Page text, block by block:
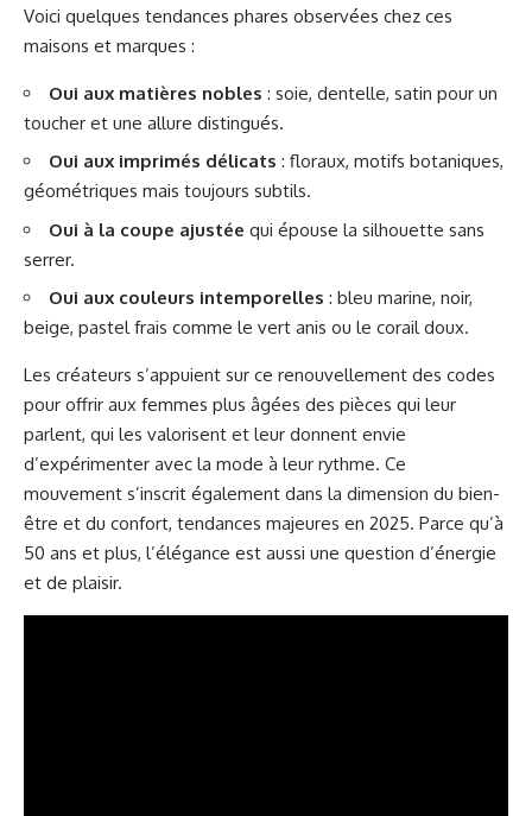
Voici quelques tendances phares observées chez ces
maisons et marques :
Oui aux matières nobles : soie, dentelle, satin pour un
toucher et une allure distingués.
Oui aux imprimés délicats : floraux, motifs botaniques,
géométriques mais toujours subtils.
Oui à la coupe ajustée qui épouse la silhouette sans
serrer.
Oui aux couleurs intemporelles : bleu marine, noir,
beige, pastel frais comme le vert anis ou le corail doux.
Les créateurs s’appuient sur ce renouvellement des codes
pour offrir aux femmes plus âgées des pièces qui leur
parlent, qui les valorisent et leur donnent envie
d’expérimenter avec la mode à leur rythme. Ce
mouvement s’inscrit également dans la dimension du bien-
être et du confort, tendances majeures en 2025. Parce qu’à
50 ans et plus, l’élégance est aussi une question d’énergie
et de plaisir.